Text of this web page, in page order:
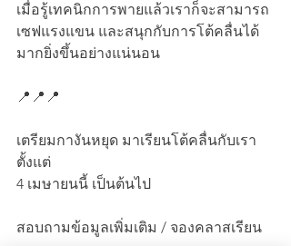
เมื่อรู้เทคนิกการพายแล้วเราก็จะสามารถ
เซฟแรงแขน และสนุกกับการโต้คลื่นได้
มากยิ่งขึ้นอย่างแน่นอน
📍📍📍
เตรียมกางันหยุด มาเรียนโต้คลื่นกับเรา
ตั้งแต่
4 เมษายนนี้ เป็นต้นไป
สอบถามข้อมูลเพิ่มเติม / จองคลาสเรียน